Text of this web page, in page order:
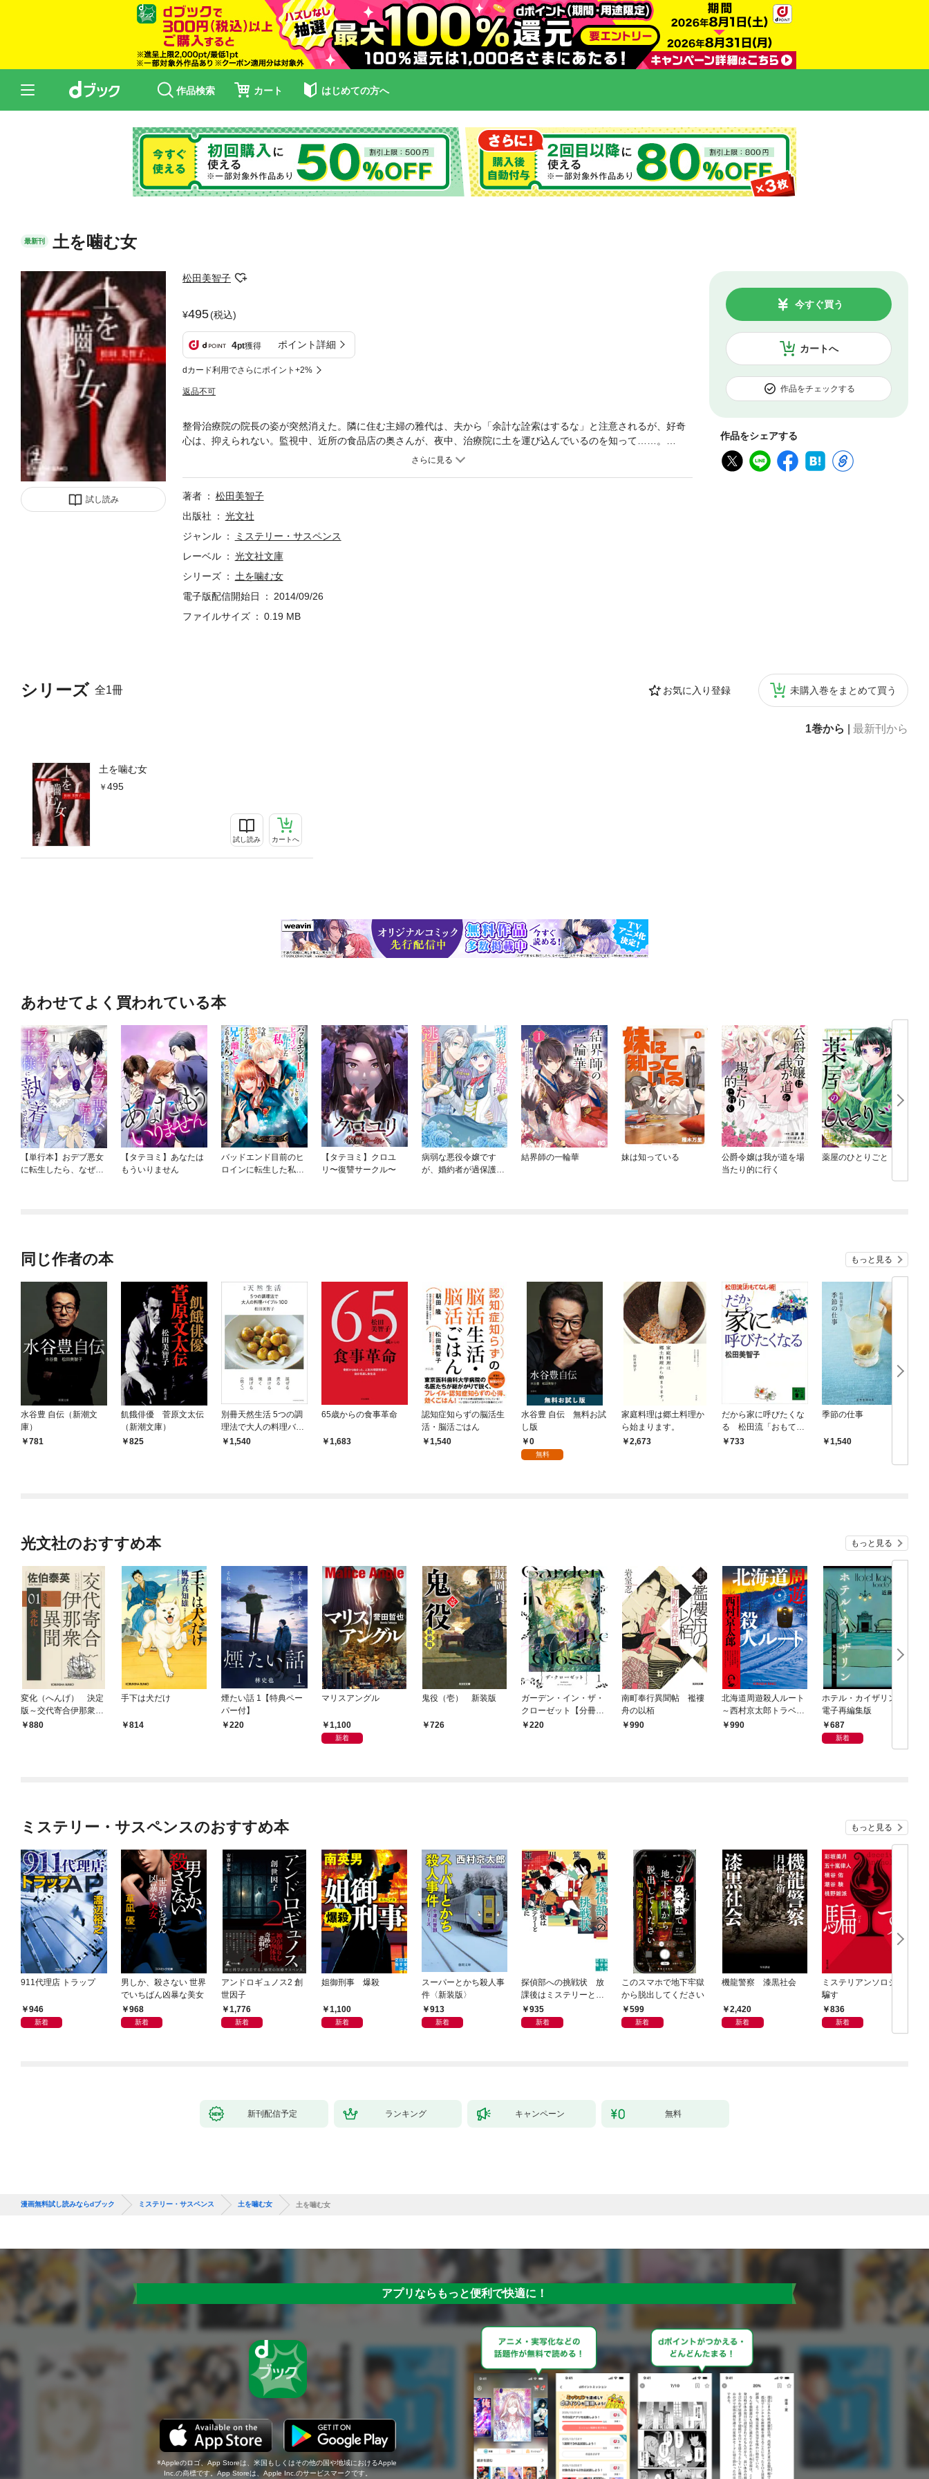
作品検索 カート はじめての方へ
最新刊 土を噛む女
試し読み
松田美智子
495(税込)
4pt獲得 ポイント詳細
dカード利用でさらにポイント+2%
返品不可
カートへ
今すぐ買う
作品をチェックする
作品をシェアする
シリーズ 全1冊 お気に入り登録 未購入巻をまとめて買う
1巻から 最新刊から
土を噛む女
495
試し読み カートへ
整骨治療院の院長の姿が突然消えた。隣に住む主婦の雅代は、夫から「余計な詮索はするな」と注意されるが、好奇
心は、抑えられない。監視中、近所の食品店の奥さんが、夜中、治療院に土を運び込んでいるのを知って……。
（「土を噛む女」） 綿密な取材のもとに、「事件の男」の陰にいた女の冷静な視線と、「事件の女」の深い業、哀
著者
松田美智子
出版社
光文社
ジャンル
ミステリー・サスペンス
レーベル
光文社文庫
シリーズ
土を噛む女
電子版配信開始日
2014/09/26
ファイルサイズ
0.19 MB
あわせてよく買われている本
【単行本】おデブ悪女
に転生したら、なぜか
【タテヨミ】あなたは
もういりません
バッドエンド目前のヒ
ロインに転生した私、
【タテヨミ】クロユ
リ〜復讐サークル〜
病弱な悪役令嬢です
が、婚約者が過保護す
結界師の一輪華 妹は知っている
公爵令嬢は我が道を場
当たり的に行く
薬屋のひとりごと
同じ作者の本 もっと見る
水谷豊 自伝（新潮文
庫）
781
飢餓俳優 菅原文太伝
（新潮文庫）
825
別冊天然生活 5つの調
理法で大人の料理バイ
ブル100
1,540
65歳からの食事革命
1,683
認知症知らずの脳活生
活・脳活ごはん
1,540
水谷豊 自伝 無料お試
し版
0
無料
家庭料理は郷土料理か
ら始まります。
2,673
だから家に呼びたくな
る 松田流「おもてな
し術」
733
季節の仕事
1,540
光文社のおすすめ本 もっと見る
変化（へんげ） 決定
版～交代寄合伊那衆異
聞（1）～
880
手下は犬だけ
814
煙たい話 1【特典ペー
パー付】
220
マリスアングル
1,100
新着
鬼役（壱） 新装版
726
ガーデン・イン・ザ・
クローゼット【分冊
版】1
220
南町奉行異聞帖 襤褸
舟の以栢
990
北海道周遊殺人ルート
～西村京太郎トラベル
ミステリー・セレクシ
990
ホテル・カイザリン
電子再編集版
687
新着
ミステリー・サスペンスのおすすめ本 もっと見る
911代理店 トラップ
946
新着
男しか、殺さない 世界
でいちばん凶暴な美女
968
新着
アンドロギュノス2 創
世因子
1,776
新着
姐御刑事 爆殺
1,100
新着
スーパーとかち殺人事
件〈新装版〉
913
新着
探偵部への挑戦状 放
課後はミステリーとと
もに 新装版
935
新着
このスマホで地下牢獄
から脱出してください
599
新着
機龍警察 漆黒社会
2,420
新着
ミステリアンソロジー
騙す
836
新着
新刊配信予定 ランキング キャンペーン 無料
漫画無料試し読みならdブック ミステリー・サスペンス 土を噛む女 土を噛む女
アプリならもっと便利で快適に！
Appleのロゴ、App Storeは、米国もしくはその他の国や地域におけるApple
Inc.の商標です。App Storeは、Apple Inc.のサービスマークです。